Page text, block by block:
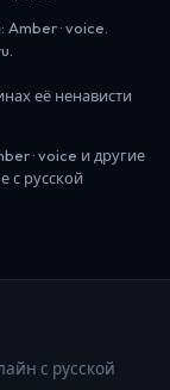
Amber · voice.
её ненависти
· voice и другие
с русской
с русской